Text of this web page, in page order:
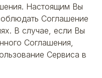
Настоящим Вы
Соглашение
В случае, если Вы
Соглашения,
Сервиса в